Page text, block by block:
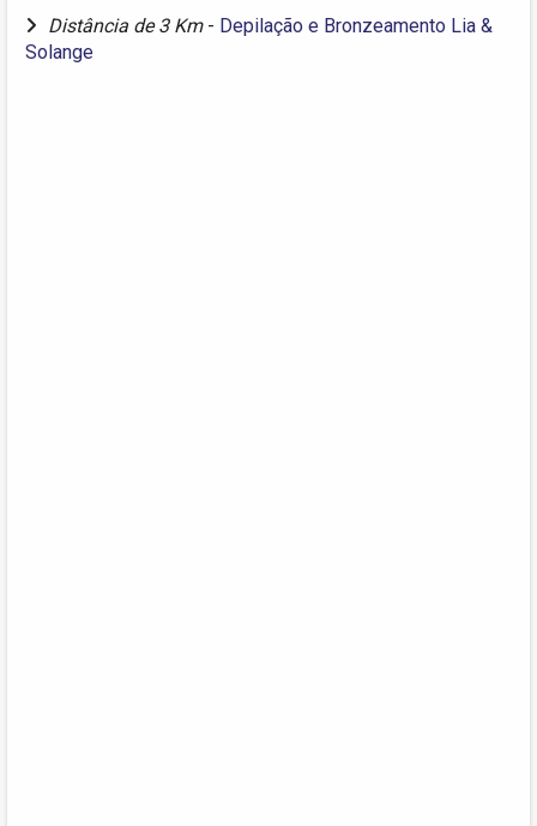
Distância de 3 Km - Depilação e Bronzeamento Lia &
Solange